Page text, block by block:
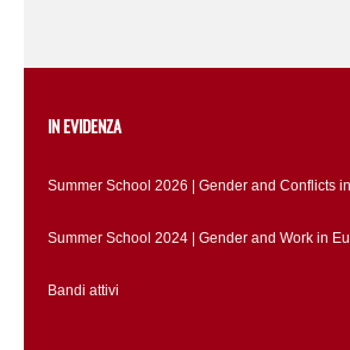
IN EVIDENZA
Summer School 2026 | Gender and Conflicts
Summer School 2024 | Gender and Work in
Bandi attivi